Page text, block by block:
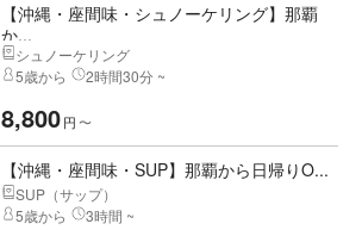
【沖縄・座間味・シュノーケリング】那覇
か...
シュノーケリング
5歳から
2時間30分 ~
8,800円 〜
【沖縄・座間味・SUP】那覇から日帰りO...
SUP（サップ）
5歳から
3時間 ~